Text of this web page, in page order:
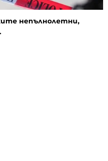
непълнолетни,